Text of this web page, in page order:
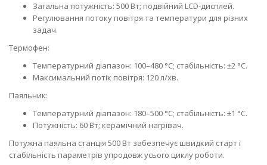
Загальна потужність: 500 Вт; подвійний LCD‑дисплей.
Регулювання потоку повітря та температури для різних
задач.
Термофен:
Температурний діапазон: 100–480 °C; стабільність: ±2 °C.
Максимальний потік повітря: 120 л/хв.
Паяльник:
Температурний діапазон: 180–500 °C; стабільність: ±1 °C.
Потужність: 60 Вт; керамічний нагрівач.
Потужна паяльна станція 500 Вт забезпечує швидкий старт і
стабільність параметрів упродовж усього циклу роботи.